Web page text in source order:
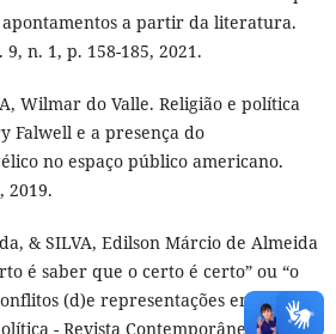
a partir da literatura.
n. 1, p. 158-185, 2021.
Wilmar do Valle. Religião e política
Falwell e a presença do
no espaço público americano.
2019.
& SILVA, Edilson Márcio de Almeida
é saber que o certo é certo” ou “o
(d)e representações em um
- Revista Contemporânea De